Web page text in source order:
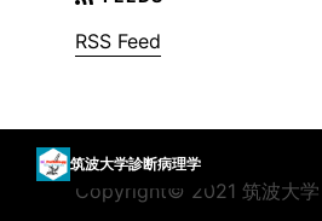
RSS Feed
Copyright© 2021 筑波大
筑波大学診断病理学